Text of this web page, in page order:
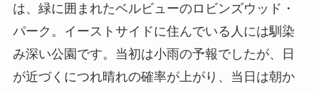
は、緑に囲まれたベルビューのロビンズウッド・
パーク。イーストサイドに住んでいる人には馴染
み深い公園です。当初は小雨の予報でしたが、日
が近づくにつれ晴れの確率が上がり、当日は朝か